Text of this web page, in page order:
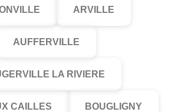
ARVILLE
AUFFERVILLE
LA RIVIERE
CAILLES BOUGLIGNY